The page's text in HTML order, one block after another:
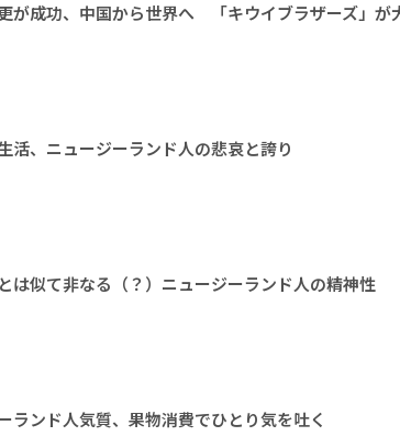
が成功、中国から世界へ 「キウイブラザーズ」が
活、ニュージーランド人の悲哀と誇り
は似て非なる（？）ニュージーランド人の精神性
ンド人気質、果物消費でひとり気を吐く